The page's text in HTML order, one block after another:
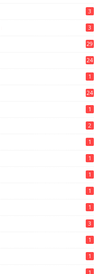
3
3
29
24
1
24
1
2
1
1
1
1
1
3
1
1
1